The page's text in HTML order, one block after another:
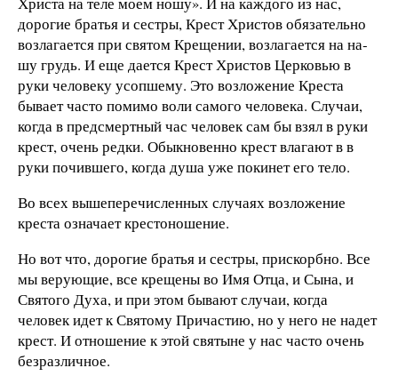
дорогие братья и сестры, Крест Христов обязательно
возлагается при святом Крещении, возлагается на на­
шу грудь. И еще дается Крест Хри­стов Церковью в
руки человеку усоп­шему. Это возложение Креста
бывает часто помимо воли самого человека. Случаи,
когда в предсмертный час че­ловек сам бы взял в руки
крест, очень редки. Обыкновенно крест влагают в в
руки почившего, когда душа уже покинет его тело.
Во всех вышеперечисленных слу­чаях возложение
креста означает крестоношение.
Но вот что, дорогие братья и сест­ры, прискорбно. Все
мы верующие, все крещены во Имя Отца, и Сына, и
Святого Духа, и при этом бывают случаи, когда
человек идет к Свя­тому Причастию, но у него не надет
крест. И отношение к этой святыне у нас часто очень
безразличное.